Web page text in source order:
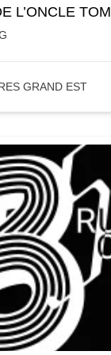
L’ONCLE TOM
GRAND EST